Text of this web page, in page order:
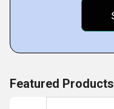
Featured Products